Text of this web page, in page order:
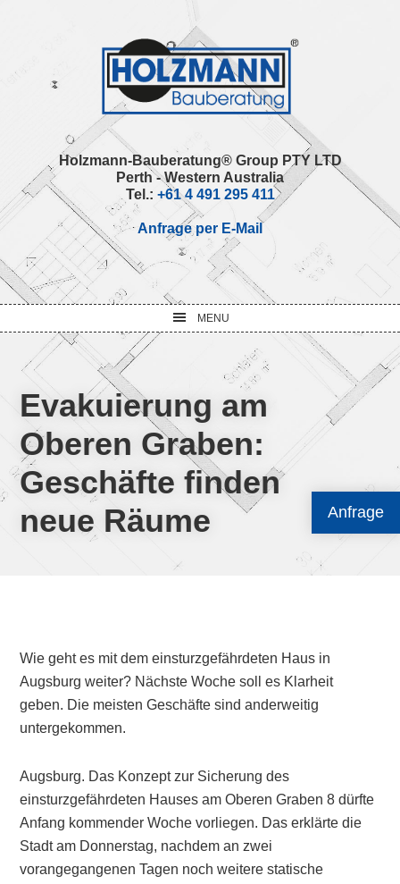
Anfrage
navigation
Holzmann-Bauberatung® Group PTY LTD
Perth - Western Australia
Tel.: +61 4 491 295 411
Anfrage per E-Mail
MENU
Evakuierung am
Oberen Graben:
Geschäfte finden
neue Räume
Wie geht es mit dem einsturzgefährdeten Haus in
Augsburg weiter? Nächste Woche soll es Klarheit
geben. Die meisten Geschäfte sind anderweitig
untergekommen.
Augsburg. Das Konzept zur Sicherung des
einsturzgefährdeten Hauses am Oberen Graben 8 dürfte
Anfang kommender Woche vorliegen. Das erklärte die
Stadt am Donnerstag, nachdem an zwei
vorangegangenen Tagen noch weitere statische